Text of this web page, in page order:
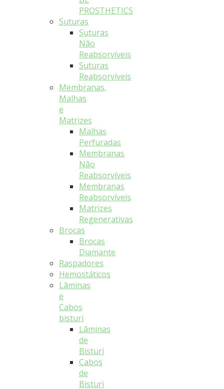
PROSTHETICS
Suturas
Suturas
Não
Reabsorvíveis
Suturas
Reabsorvíveis
Membranas,
Malhas
e
Matrizes
Malhas
Perfuradas
Membranas
Não
Reabsorvíveis
Membranas
Reabsorvíveis
Matrizes
Regenerativas
Brocas
Brocas
Diamante
Raspadores
Hemostáticos
Lâminas
e
Cabos
bisturi
Lâminas
de
Bisturi
Cabos
de
Bisturi